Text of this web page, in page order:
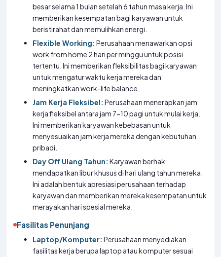
besar selama 1 bulan setelah 6 tahun masa kerja. Ini
memberikan kesempatan bagi karyawan untuk
beristirahat dan memulihkan energi.
Flexible Working: Perusahaan menawarkan opsi
work from home 2 hari per minggu untuk posisi
tertentu. Ini memberikan fleksibilitas bagi karyawan
untuk mengatur waktu kerja mereka dan
meningkatkan work-life balance.
Jam Kerja Fleksibel: Perusahaan menerapkan jam
kerja fleksibel antara jam 7-10 pagi untuk mulai kerja.
Ini memberikan karyawan kebebasan untuk
menyesuaikan jam kerja mereka dengan kebutuhan
pribadi.
Day Off Ulang Tahun: Karyawan berhak
mendapatkan libur khusus di hari ulang tahun mereka.
Ini adalah bentuk apresiasi perusahaan terhadap
karyawan dan memberikan mereka kesempatan untuk
merayakan hari spesial mereka.
Fasilitas Penunjang
Laptop/Komputer: Perusahaan menyediakan
fasilitas kerja berupa laptop atau komputer sesuai